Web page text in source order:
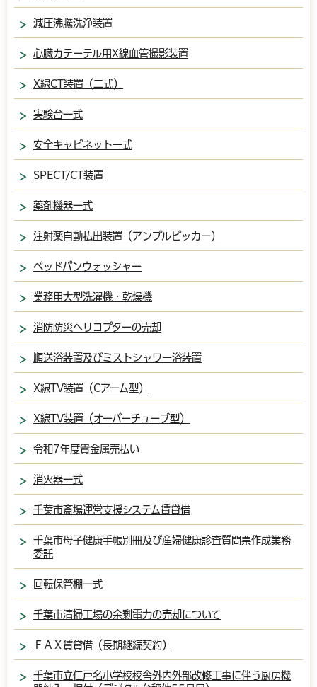
減圧沸騰洗浄装置
心臓カテーテル用X線血管撮影装置
X線CT装置（二式）
実験台一式
安全キャビネット一式
SPECT/CT装置
薬剤機器一式
注射薬自動払出装置（アンプルピッカー）
ベッドパンウォッシャー
業務用大型洗濯機・乾燥機
消防防災ヘリコプターの売却
順送浴装置及びミストシャワー浴装置
X線TV装置（Cアーム型）
X線TV装置（オーバーチューブ型）
令和7年度貴金属売払い
消火器一式
千葉市斎場運営支援システム賃貸借
千葉市母子健康手帳別冊及び産婦健康診査質問票作成業務
委託
回転保管棚一式
千葉市清掃工場の余剰電力の売却について
ＦＡＸ賃貸借（長期継続契約）
千葉市立仁戸名小学校校舎外内外部改修工事に伴う厨房機